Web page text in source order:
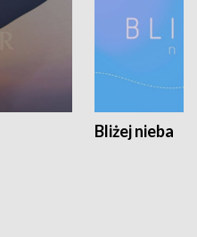
Bliżej nieba